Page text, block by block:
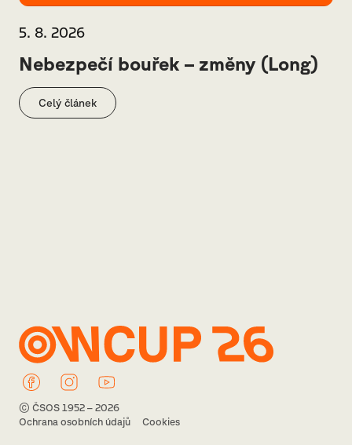
5. 8. 2026
Nebezpečí bouřek – změny (Long)
Celý článek
© ČSOS 1952 – 2026
Ochrana osobních údajů
Cookies